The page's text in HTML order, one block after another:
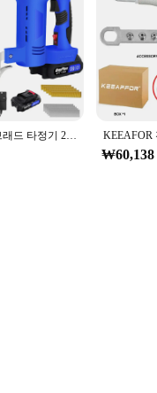
DayPlus 무선 브래드 타정기 21V, 2 인 1 네일 건, 스테이플 건, 배터리 전원 스테이플러 건, 배터리 및 충전기 포함 목공
₩60,138